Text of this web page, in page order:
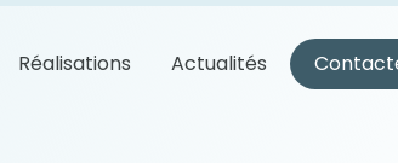
Réalisations Actualités